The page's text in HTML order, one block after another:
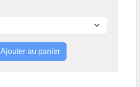
Ajouter au panier